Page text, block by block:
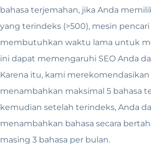
bahasa terjemahan, jika Anda
yang terindeks (>500), mesin
membutuhkan waktu lama untuk
ini dapat memengaruhi SEO Anda
Karena itu, kami
menambahkan maksimal 5 bahasa
kemudian setelah terindeks, Anda
menambahkan bahasa secara
masing 3 bahasa per bulan.